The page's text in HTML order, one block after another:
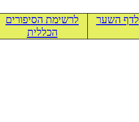
לדף השער
לרשימת הסיפורים
הכללית